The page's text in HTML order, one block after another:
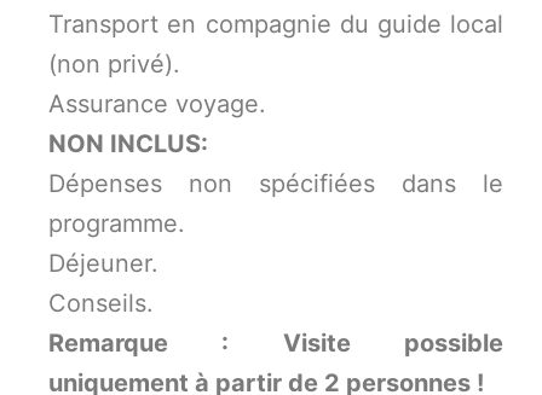
Transport en compagnie du guide local
(non privé).
Assurance voyage.
NON INCLUS:
Dépenses non spécifiées dans le
programme.
Déjeuner.
Conseils.
Remarque : Visite possible
uniquement à partir de 2 personnes !